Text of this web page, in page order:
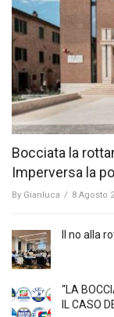
Bocciata la
Imperversa la
By Gianluca / 8 Agosto
Il no alla
“LA
IL CASO